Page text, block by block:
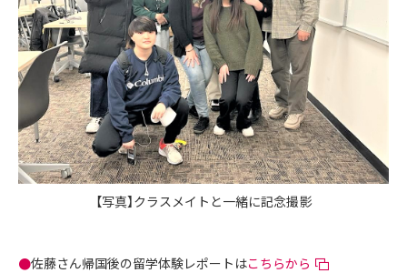
【写真】クラスメイトと一緒に記念撮影
●佐藤さん帰国後の留学体験レポートはこちらから